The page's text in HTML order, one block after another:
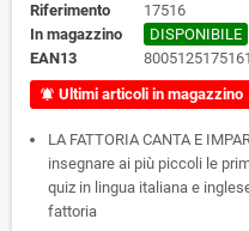
Riferimento
17516
In magazzino
DISPONIBILE
EAN13
8005125175161
notifications_active Ultimi articoli in magazzino
LA FATTORIA CANTA E
insegnare ai più piccoli le
quiz in lingua italiana e
fattoria